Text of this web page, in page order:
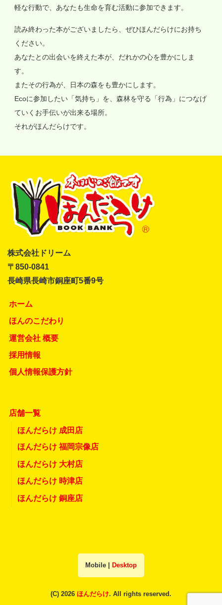
軽な行動で、あなたも生命を育む活動に参加できます。
読み終わった本がございましたら、ぜひほんだらけにお持ち
ください。
あなたとの出会いを終えた本が、だれかの心を豊かにしま
す。
またその行為が、日本の森をも豊かにします。
Ecoに参加したい「気持ち」を、森林を守る「行為」につなげ
ていくお手伝いが出来る場所。
それがほんだらけです。
株式会社ドリーム
〒850-0841
長崎県長崎市銅座町5番9号
ホーム
ほんのこだわり
運営会社 概要
採用情報
個人情報保護方針
店舗一覧
ほんだらけ 成田店
ほんだらけ 福岡宗像店
ほんだらけ 大村店
ほんだらけ 時津店
ほんだらけ 銅座店
Mobile Desktop
(C) 2026 ほんだらけ. All rights reserved.